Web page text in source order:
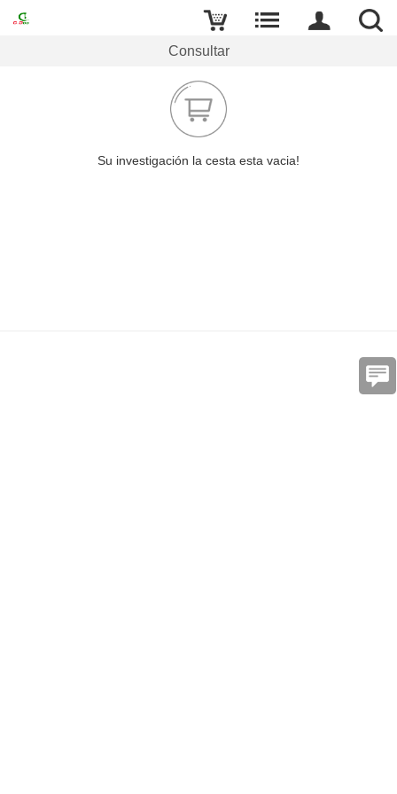
Consultar
Su investigación la cesta esta vacia!